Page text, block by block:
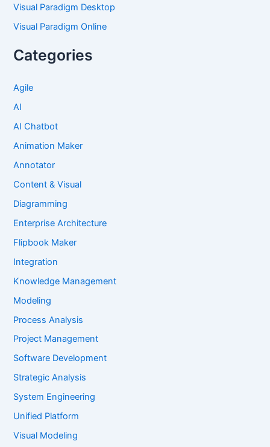
Visual Paradigm Desktop
Visual Paradigm Online
Categories
Agile
AI
AI Chatbot
Animation Maker
Annotator
Content & Visual
Diagramming
Enterprise Architecture
Flipbook Maker
Integration
Knowledge Management
Modeling
Process Analysis
Project Management
Software Development
Strategic Analysis
System Engineering
Unified Platform
Visual Modeling